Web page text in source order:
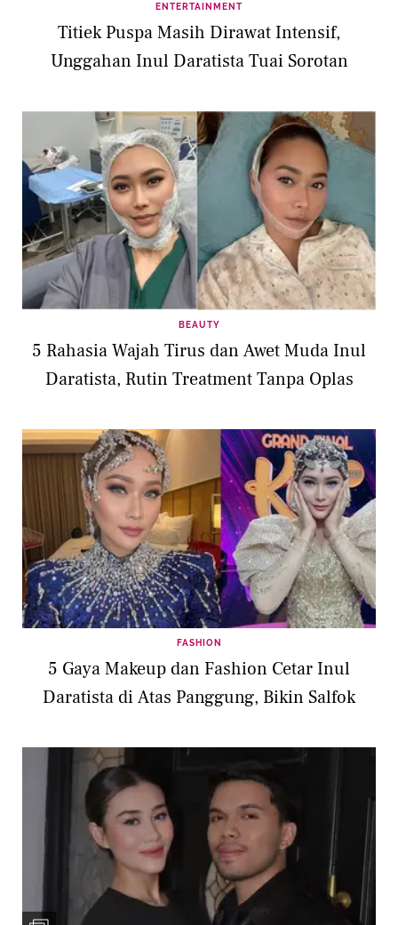
ENTERTAINMENT
Titiek Puspa Masih Dirawat Intensif,
Unggahan Inul Daratista Tuai Sorotan
BEAUTY
5 Rahasia Wajah Tirus dan Awet Muda Inul
Daratista, Rutin Treatment Tanpa Oplas
FASHION
5 Gaya Makeup dan Fashion Cetar Inul
Daratista di Atas Panggung, Bikin Salfok